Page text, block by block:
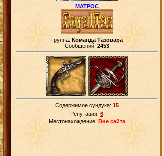
МАТРОС
Группа: Команда Тазовара
Сообщений: 2453
Содержимое сундука: 15
Репутация: 6
Местонахождение: Вне сайта